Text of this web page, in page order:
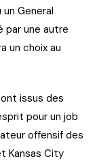
General
par une autre
un choix au
issus des
pour un job
offensif des
Kansas City